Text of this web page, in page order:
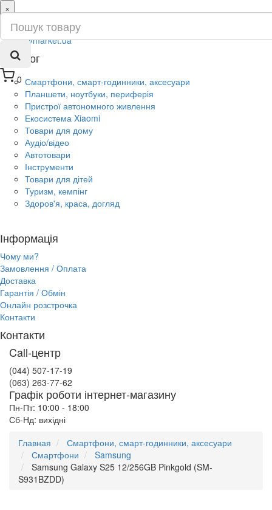
0
×
ru
ua
Каталог
Смартфони, смарт-годинники, аксесуари
Планшети, ноутбуки, периферія
Пристрої автономного живлення
Екосистема Xiaomi
Товари для дому
Аудіо/відео
Автотовари
Інструменти
Товари для дітей
Туризм, кемпінг
Здоров'я, краса, догляд
Інформація
Чому ми?
Замовлення / Оплата
Доставка
Гарантія / Обмін
Онлайн розстрочка
Контакти
Контакти
Call-центр
(044) 507-17-19
(063) 263-77-62
Графік роботи інтернет-магазину
Пн-Пт: 10:00 - 18:00
Сб-Нд: вихідні
Главная
Смартфони, смарт-годинники, аксесуари
Смартфони
Samsung
Samsung Galaxy S25 12/256GB Pinkgold (SM-
S931BZDD)